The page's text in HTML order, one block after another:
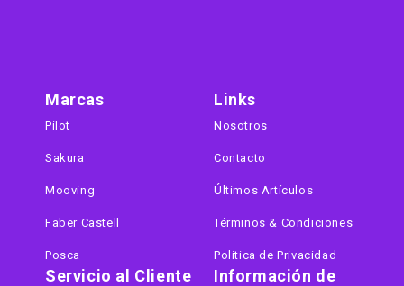
Información de
Marcas
Pilot
Sakura
Mooving
Faber Castell
Posca
Links
Nosotros
Contacto
Últimos Artículos
Términos & Condiciones
Politica de Privacidad
Servicio al Cliente